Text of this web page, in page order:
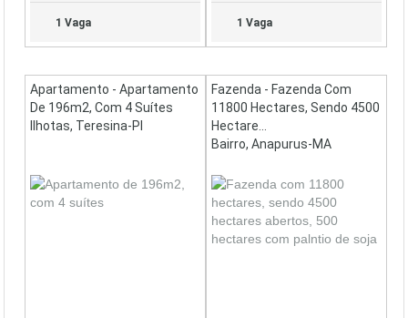
1 Vaga 1 Vaga
Apartamento - Apartamento
De 196m2, Com 4 Suítes
Ilhotas, Teresina-PI
Fazenda - Fazenda Com
11800 Hectares, Sendo 4500
Hectare...
Bairro, Anapurus-MA